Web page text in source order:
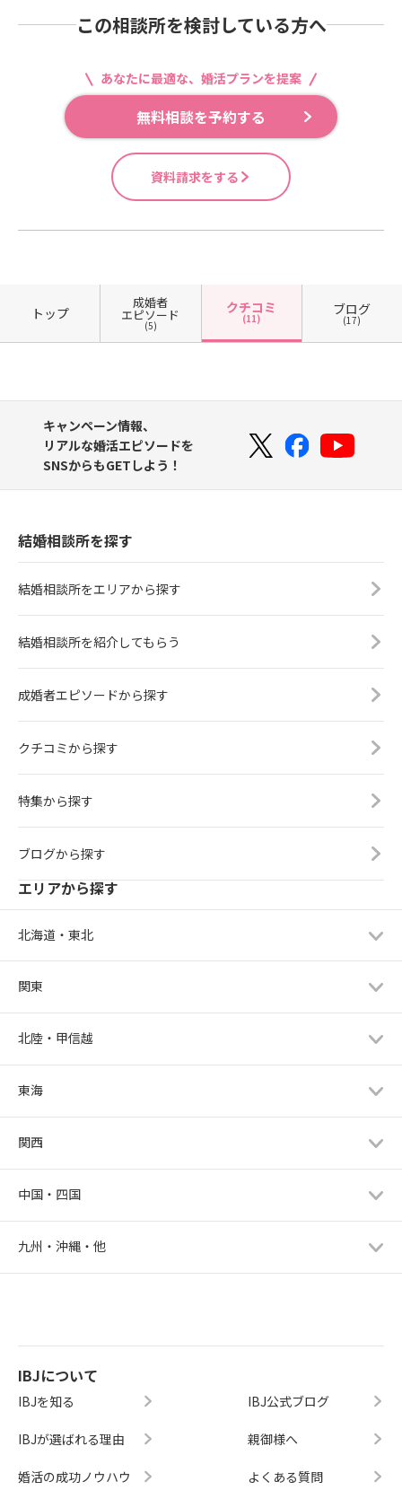
この相談所を検討している方へ
あなたに最適な、婚活プランを提案
無料相談を予約する
資料請求をする
トップ
成婚者
エピソード
(5)
クチコミ
(11)
ブログ
(17)
キャンペーン情報、
リアルな婚活エピソードを
SNSからもGETしよう！
結婚相談所を探す
結婚相談所をエリアから探す
結婚相談所を紹介してもらう
成婚者エピソードから探す
クチコミから探す
特集から探す
ブログから探す
エリアから探す
北海道・東北
関東
北陸・甲信越
東海
関西
中国・四国
九州・沖縄・他
IBJについて
IBJを知る
IBJが選ばれる理由
婚活の成功ノウハウ
IBJ公式ブログ
親御様へ
よくある質問